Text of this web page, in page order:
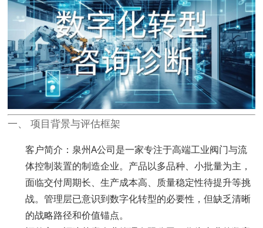
一、 项目背景与评估框架
客户简介：泉州A公司是一家专注于高端工业阀门与流
体控制装置的制造企业。产品以多品种、小批量为主，
面临交付周期长、生产成本高、质量稳定性待提升等挑
战。管理层已意识到数字化转型的必要性，但缺乏清晰
的战略路径和价值锚点。